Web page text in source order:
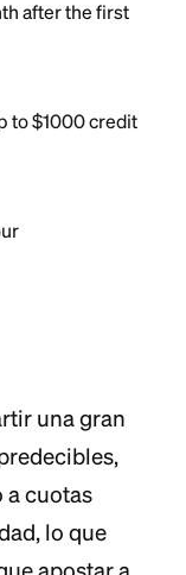
after the first
to $1000 credit
una gran
a cuotas
lo que